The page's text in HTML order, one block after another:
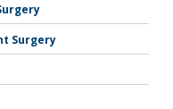
Surgery